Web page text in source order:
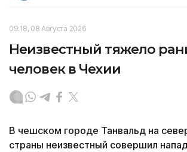
09:18, 08 Августа 2026
Неизвестный тяжело
человек в Чехии
В чешском городе Танвальд на
страны неизвестный совершил